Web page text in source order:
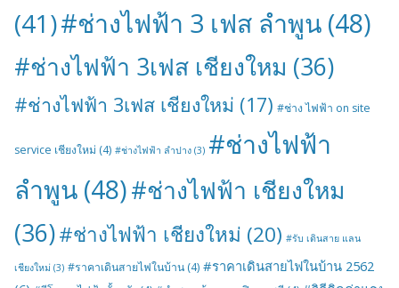
(41)#ช่างไฟฟ้า 3 เฟส ลำพูน (48)
#ช่างไฟฟ้า 3เฟส เชียงใหม (36)
#ช่างไฟฟ้า 3เฟส เชียงใหม่ (17) #ช่าง ไฟฟ้า on site
service เชียงใหม่ (4) #ช่างไฟฟ้า ลำปาง (3) #ช่างไฟฟ้า
ลำพูน (48)#ช่างไฟฟ้า เชียงใหม
(36)#ช่างไฟฟ้า เชียงใหม่ (20) #รับ เดินสาย แลน
เชียงใหม่ (3) #ราคาเดินสายไฟในบ้าน (4) #ราคาเดินสายไฟในบ้าน 2562